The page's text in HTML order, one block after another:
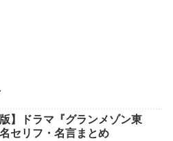
版】ドラマ『グランメゾン東
セリフ・名言まとめ